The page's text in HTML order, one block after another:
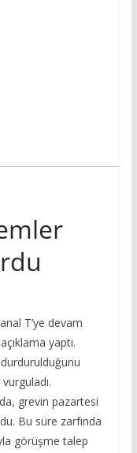
T’ye devam
yaptı.
grevin pazartesi
Bu süre zarfında
görüşme talep